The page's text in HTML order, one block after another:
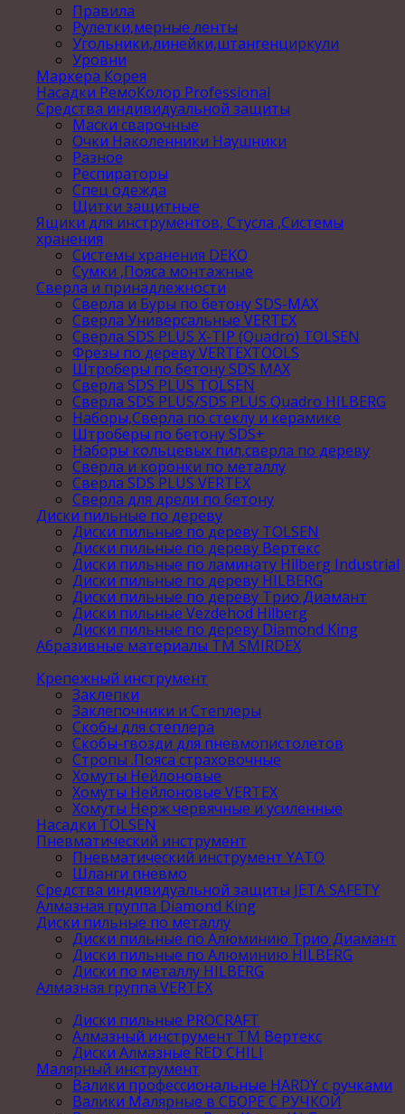
Правила
Рулетки,мерные ленты
Угольники,линейки,штангенциркули
Уровни
Маркера Корея
Насадки РемоКолор Professional
Средства индивидуальной защиты
Маски сварочные
Очки Наколенники Наушники
Разное
Респираторы
Спец одежда
Щитки защитные
Ящики для инструментов, Стусла ,Системы
хранения
Системы хранения DEKO
Сумки ,Пояса монтажные
Сверла и принадлежности
Сверла и Буры по бетону SDS-MAX
Сверла Универсальные VERTEX
Сверла SDS PLUS X-TIP (Quadro) TOLSEN
Фрезы по дереву VERTEXTOOLS
Штроберы по бетону SDS MAX
Сверла SDS PLUS TOLSEN
Сверла SDS PLUS/SDS PLUS Quadro HILBERG
Наборы,Сверла по стеклу и керамике
Штроберы по бетону SDS+
Наборы кольцевых пил,сверла по дереву
Сверла и коронки по металлу
Сверла SDS PLUS VERTEX
Сверла для дрели по бетону
Диски пильные по дереву
Диски пильные по дереву TOLSEN
Диски пильные по дереву Вертекс
Диски пильные по ламинату Hilberg Industrial
Диски пильные по дереву HILBERG
Диски пильные по дереву Трио Диамант
Диски пильные Vezdehod Hilberg
Диски пильные по дереву Diamond King
Абразивные материалы ТМ SMIRDEX
Крепежный инструмент
Заклепки
Заклепочники и Степлеры
Скобы для степлера
Скобы-гвозди для пневмопистолетов
Стропы .Пояса страховочные
Хомуты Нейлоновые
Хомуты Нейлоновые VERTEX
Хомуты Нерж червячные и усиленные
Насадки TOLSEN
Пневматический инструмент
Пневматический инструмент YATO
Шланги пневмо
Средства индивидуальной защиты JETA SAFETY
Алмазная группа Diamond King
Диски пильные по металлу
Диски пильные по Алюминию Трио Диамант
Диски пильные по Алюминию HILBERG
Диски по металлу HILBERG
Алмазная группа VERTEX
Диски пильные PROCRAFT
Алмазный инструмент ТМ Вертекс
Диски Алмазные RED CHILI
Малярный инструмент
Валики профессиональные HARDY с ручками
Валики Малярные в СБОРЕ С РУЧКОЙ